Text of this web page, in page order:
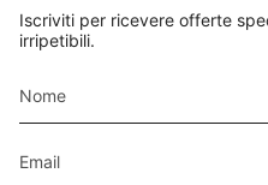
Iscriviti per ricevere offerte
irripetibili.